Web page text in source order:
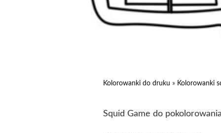
Kolorowanki do druku » Kolorowanki
Squid Game do